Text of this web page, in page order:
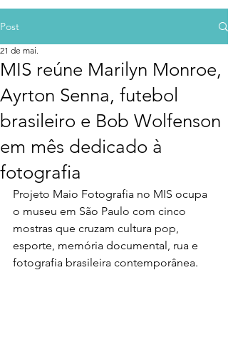
Post
MIS reúne Marilyn Monroe,
Ayrton Senna, futebol
brasileiro e Bob Wolfenson
em mês dedicado à
fotografia
21 de mai.
Projeto Maio Fotografia no MIS ocupa
o museu em São Paulo com cinco
mostras que cruzam cultura pop,
esporte, memória documental, rua e
fotografia brasileira contemporânea.